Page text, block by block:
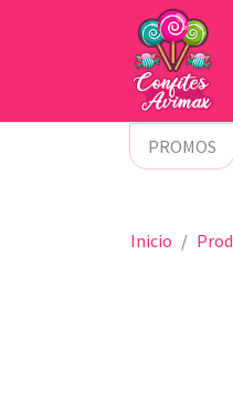
PROMOS
Inicio